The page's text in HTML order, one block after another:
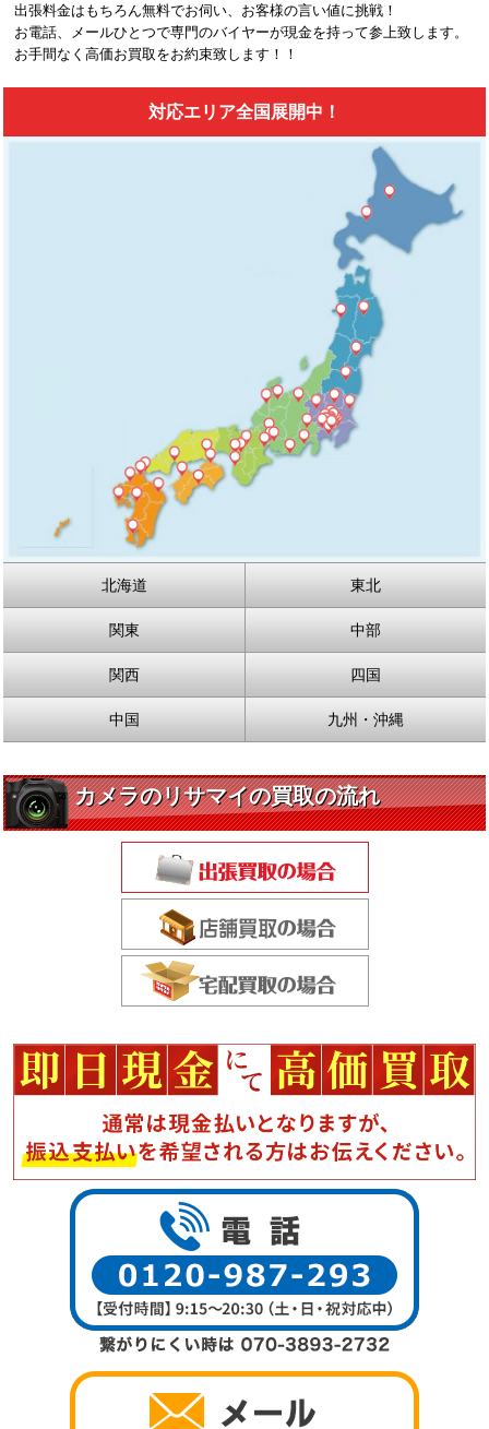
出張料金はもちろん無料でお伺い、お客様の言い値に挑戦！
お電話、メールひとつで専門のバイヤーが現金を持って参上致します。
お手間なく高価お買取をお約束致します！！
対応エリア全国展開中！
北海道 東北
関東 中部
関西 四国
中国 九州・沖縄